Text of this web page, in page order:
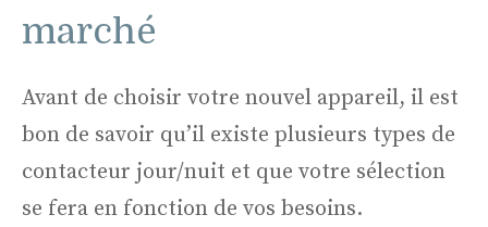
marché
Avant de choisir votre nouvel appareil, il est
bon de savoir qu’il existe plusieurs types de
contacteur jour/nuit et que votre sélection
se fera en fonction de vos besoins.